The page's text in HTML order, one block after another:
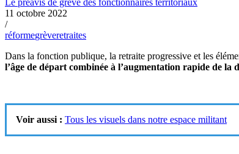
11 octobre 2022
/
réformegrèveretraites
Dans la fonction publique, la retraite progressive et les
l’âge de départ combinée à l’augmentation rapide de la
Voir aussi : Tous les visuels dans notre espace militant